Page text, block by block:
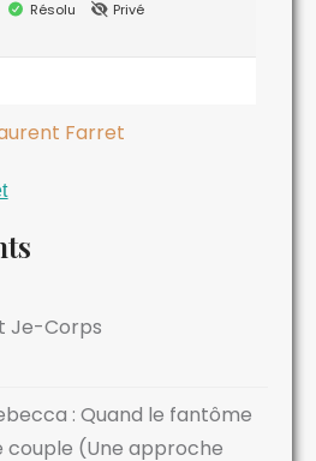
Résolu
Privé
Je-Corps
: Quand le fantôme
couple (Une approche